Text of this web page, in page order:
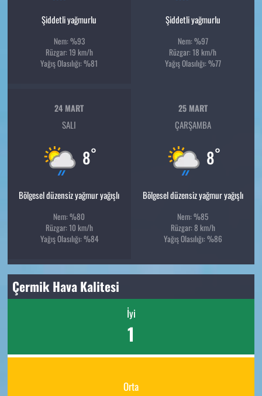
Şiddetli yağmurlu
Nem: %93
Rüzgar: 19 km/h
Yağış Olasılığı: %81
Şiddetli yağmurlu
Nem: %97
Rüzgar: 18 km/h
Yağış Olasılığı: %77
24 MART
SALI
8°
Bölgesel düzensiz yağmur yağışlı
Nem: %80
Rüzgar: 10 km/h
Yağış Olasılığı: %84
25 MART
ÇARŞAMBA
8°
Bölgesel düzensiz yağmur yağışlı
Nem: %85
Rüzgar: 8 km/h
Yağış Olasılığı: %86
Çermik Hava Kalitesi
İyi
1
Orta